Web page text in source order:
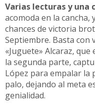
Varias lecturas y una
acomoda en la cancha,
chances de victoria
Septiembre. Basta con
«Juguete» Alcaraz,
la segunda parte,
López para empalar la
palo, dejando al meta
genialidad.